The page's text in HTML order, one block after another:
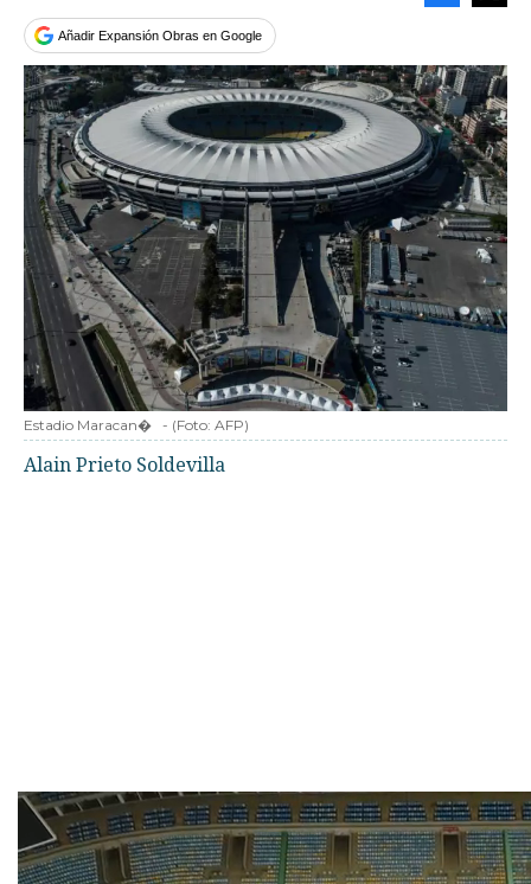
Añadir Expansión Obras en Google
Estadio Maracan� - (Foto: AFP)
Alain Prieto Soldevilla